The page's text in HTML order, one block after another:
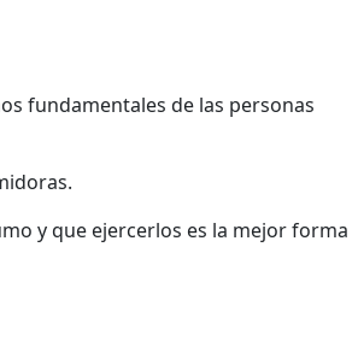
fundamentales de las personas
y que ejercerlos es la mejor forma